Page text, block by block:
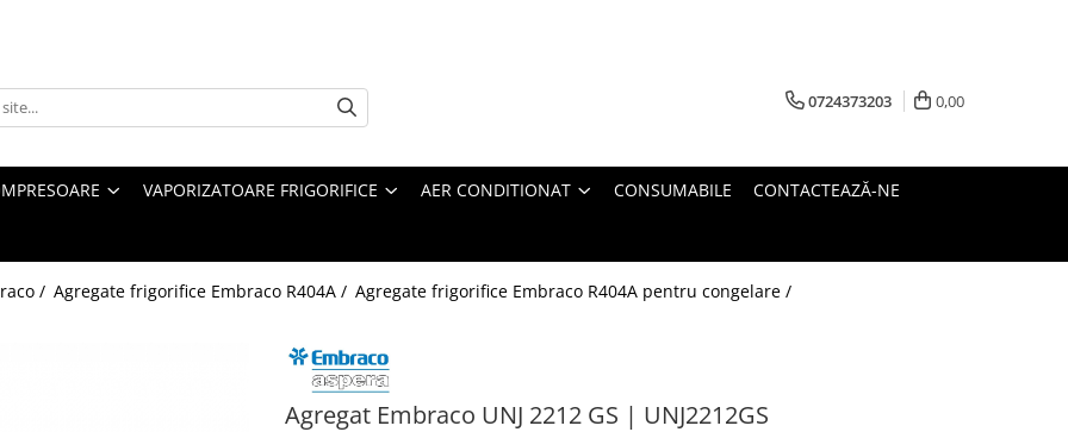
0724373203 0,00
VAPORIZATOARE FRIGORIFICE AER CONDITIONAT CONSUMABILE CONTACTEAZĂ-NE
/ Agregate frigorifice Embraco R404A / Agregate frigorifice Embraco R404A pentru congelare /
Agregat Embraco UNJ 2212 GS | UNJ2212GS